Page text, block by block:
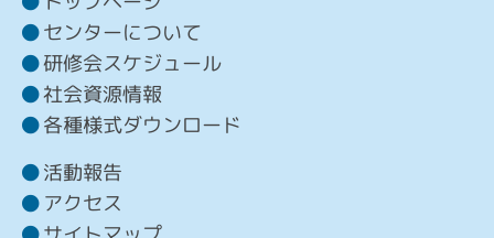
センターについて
研修会スケジュール
社会資源情報
各種様式ダウンロード
活動報告
アクセス